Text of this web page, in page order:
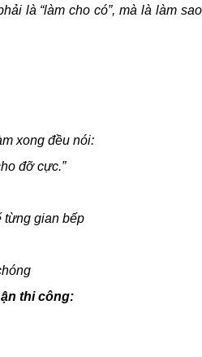
là “làm cho có”,mà là làm sao
xong đều nói:
đỡ cực.”
từng gian bếp
thi công: